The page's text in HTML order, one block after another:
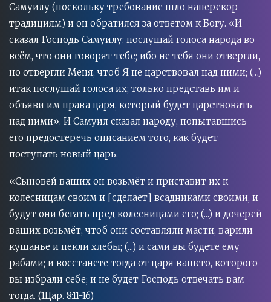
Самуилу (поскольку требование шло наперекор
традициям) и он обратился за ответом к Богу. «И
сказал Господь Самуилу: послушай голоса народа во
всём, что они говорят тебе; ибо не тебя они отвергли,
но отвергли Меня, чтоб Я не царствовал над ними; (…)
итак послушай голоса их; только представь им и
объяви им права царя, который будет царствовать
над ними». И Самуил сказал народу, попытавшись
его предостеречь описанием того, как будет
поступать новый царь.
«Сыновей ваших он возьмёт и приставит их к
колесницам своим и [сделает] всадниками своими, и
будут они бегать пред колесницами его; (...) и дочерей
ваших возьмёт, чтоб они составляли масти, варили
кушанье и пекли хлебы; (...) и сами вы будете ему
рабами; и восстанете тогда от царя вашего, которого
вы избрали себе; и не будет Господь отвечать вам
тогда. (1Цар. 8:11-16)